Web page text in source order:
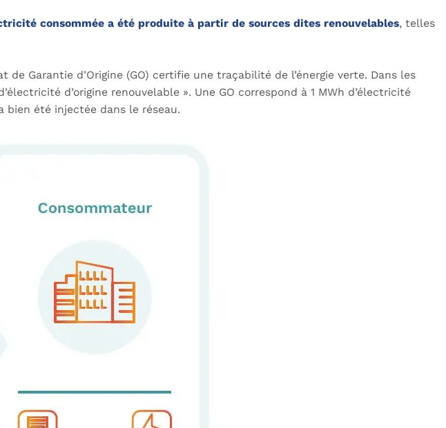
consommée a été produite à partir de sources dites renouvelables, telles
de Garantie d’Origine (GO) certifie une traçabilité de l’énergie verte. Dans les
d’origine renouvelable ». Une GO correspond à 1 MWh d’électricité
bien été injectée dans le réseau.